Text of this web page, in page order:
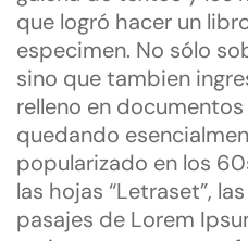
que logró hacer un
especimen. No sólo
sino que tambien
relleno en
quedando
popularizado en los
las hojas “Letraset”,
pasajes de Lorem